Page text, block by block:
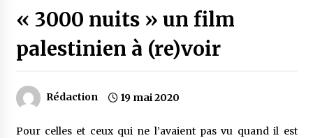
« 3000 nuits » un film
palestinien à (re)voir
Rédaction 19 mai 2020
Pour celles et ceux qui ne l’avaient pas vu quand il est